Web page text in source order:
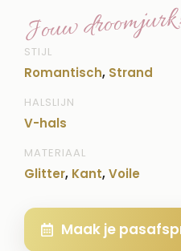
Jouw droomjurk!
STIJL
Romantisch, Strand
HALSLIJN
V-hals
MATERIAAL
Glitter, Kant,Voile
Maak je